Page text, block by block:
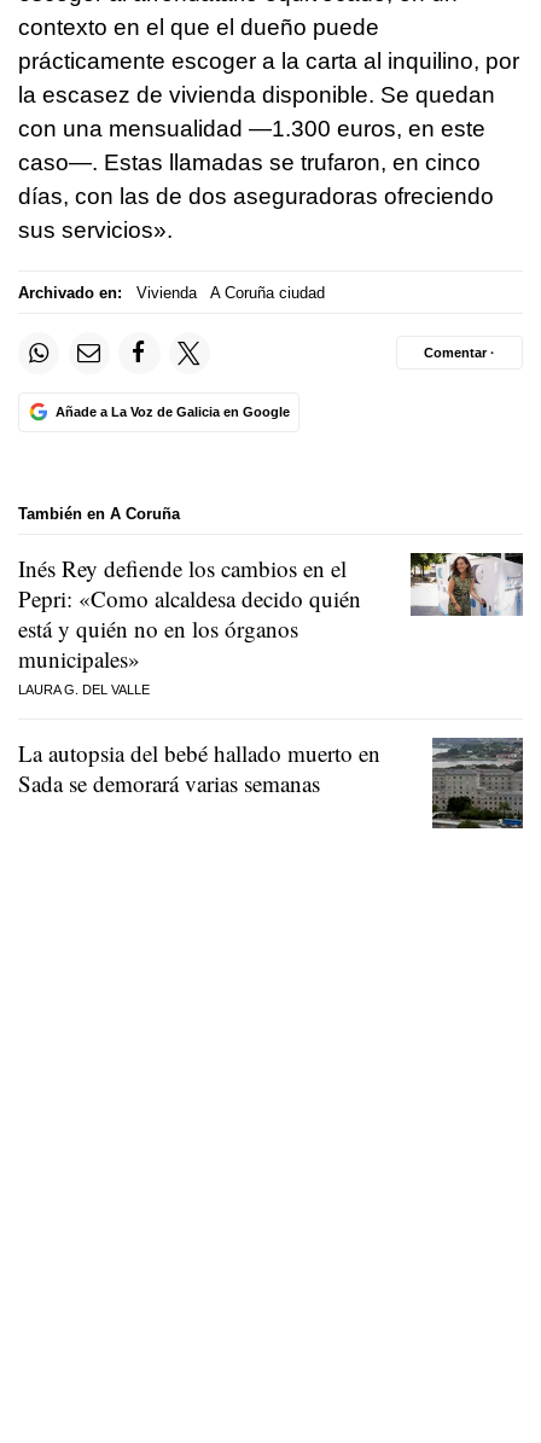
contexto en el que el dueño puede
prácticamente escoger a la carta al inquilino, por
la escasez de vivienda disponible. Se quedan
con una mensualidad —1.300 euros, en este
caso—. Estas llamadas se trufaron, en cinco
días, con las de dos aseguradoras ofreciendo
sus servicios».
Archivado en: Vivienda A Coruña ciudad
Añade a La Voz de Galicia en Google
Comentar ·
También en A Coruña
Inés Rey defiende los cambios en el
Pepri: «Como alcaldesa decido quién
está y quién no en los órganos
municipales»
LAURA G. DEL VALLE
La autopsia del bebé hallado muerto en
Sada se demorará varias semanas